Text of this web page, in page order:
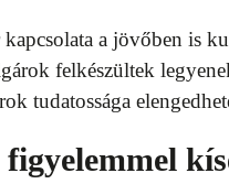
a jövőben is
felkészültek
tudatossága